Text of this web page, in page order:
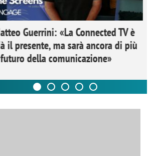
Guerrini: «La Connected TV è
il presente, ma sarà ancora di più
della comunicazione»